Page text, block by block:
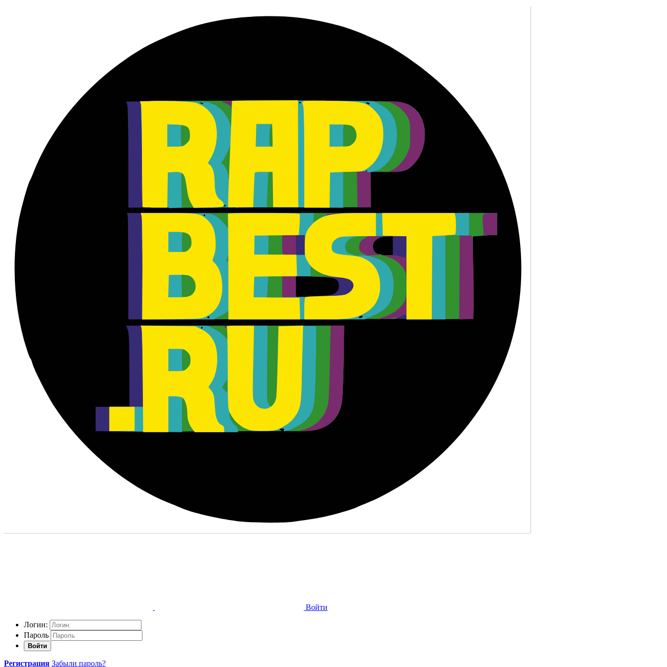
Войти
Логин:
Пароль
Войти
Регистрация Забыли пароль?